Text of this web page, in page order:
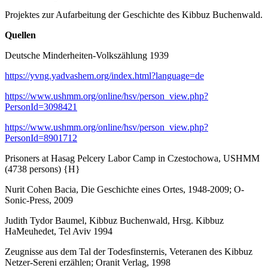
Projektes zur Aufarbeitung der Geschichte des Kibbuz Buchenwald.
Quellen
Deutsche Minderheiten-Volkszählung 1939
https://yvng.yadvashem.org/index.html?language=de
https://www.ushmm.org/online/hsv/person_view.php?
PersonId=3098421
https://www.ushmm.org/online/hsv/person_view.php?
PersonId=8901712
Prisoners at Hasag Pelcery Labor Camp in Czestochowa, USHMM
(4738 persons) {H}
Nurit Cohen Bacia, Die Geschichte eines Ortes, 1948-2009; O-
Sonic-Press, 2009
Judith Tydor Baumel, Kibbuz Buchenwald, Hrsg. Kibbuz
HaMeuhedet, Tel Aviv 1994
Zeugnisse aus dem Tal der Todesfinsternis, Veteranen des Kibbuz
Netzer-Sereni erzählen; Oranit Verlag, 1998